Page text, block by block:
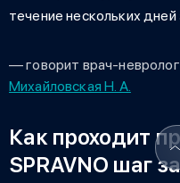
течение нескольких
— говорит врач-
Михайловская Н. А.
Как проходит
SPRAVNO шаг